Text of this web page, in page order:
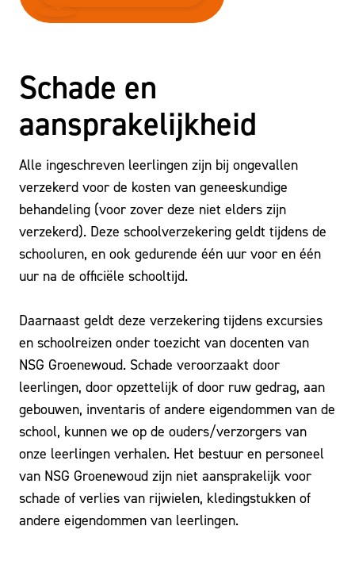
Schade en
aansprakelijkheid
Alle ingeschreven leerlingen zijn bij ongevallen
verzekerd voor de kosten van geneeskundige
behandeling (voor zover deze niet elders zijn
verzekerd). Deze schoolverzekering geldt tijdens de
schooluren, en ook gedurende één uur voor en één
uur na de officiële schooltijd.
Daarnaast geldt deze verzekering tijdens excursies
en schoolreizen onder toezicht van docenten van
NSG Groenewoud. Schade veroorzaakt door
leerlingen, door opzettelijk of door ruw gedrag, aan
gebouwen, inventaris of andere eigendommen van de
school, kunnen we op de ouders/verzorgers van
onze leerlingen verhalen. Het bestuur en personeel
van NSG Groenewoud zijn niet aansprakelijk voor
schade of verlies van rijwielen, kledingstukken of
andere eigendommen van leerlingen.